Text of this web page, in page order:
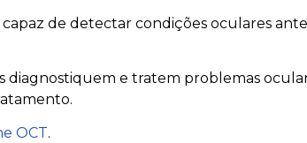
capaz de detectar condições oculares
diagnostiquem e tratem problemas
OCT.